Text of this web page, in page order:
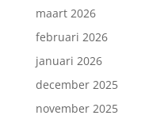
maart 2026
februari 2026
januari 2026
december 2025
november 2025